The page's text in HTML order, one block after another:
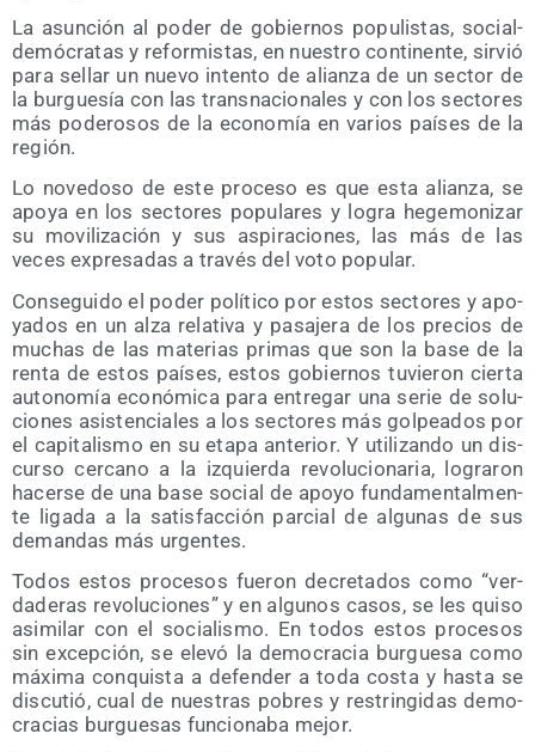
La asun­ción al poder de gobier­nos popu­lis­tas, social­
de­mó­cra­tas y refor­mis­tas, en nues­tro con­ti­nen­te, sir­vió
para sellar un nue­vo inten­to de alian­za de un sec­tor de
la bur­gue­sía con las trans­na­cio­na­les y con los sec­to­res
más pode­ro­sos de la eco­no­mía en varios paí­ses de la
región.
Lo nove­do­so de este pro­ce­so es que esta alian­za, se
apo­ya en los sec­to­res popu­la­res y logra hege­mo­ni­zar
su movi­li­za­ción y sus aspi­ra­cio­nes, las más de las
veces expre­sa­das a tra­vés del voto popular.
Con­se­gui­do el poder polí­ti­co por estos sec­to­res y apo­
ya­dos en un alza rela­ti­va y pasa­je­ra de los pre­cios de
muchas de las mate­rias pri­mas que son la base de la
ren­ta de estos paí­ses, estos gobier­nos tuvie­ron cier­ta
auto­no­mía eco­nó­mi­ca para entre­gar una serie de solu­
cio­nes asis­ten­cia­les a los sec­to­res más gol­pea­dos por
el capi­ta­lis­mo en su eta­pa ante­rior. Y uti­li­zan­do un dis­
cur­so cer­cano a la izquier­da revo­lu­cio­na­ria, logra­ron
hacer­se de una base social de apo­yo fun­da­men­tal­men­
te liga­da a la satis­fac­ción par­cial de algu­nas de sus
deman­das más urgentes.
Todos estos pro­ce­sos fue­ron decre­ta­dos como “ver­
da­de­ras revo­lu­cio­nes” y en algu­nos casos, se les qui­so
asi­mi­lar con el socia­lis­mo. En todos estos pro­ce­sos
sin excep­ción, se ele­vó la demo­cra­cia bur­gue­sa como
máxi­ma con­quis­ta a defen­der a toda cos­ta y has­ta se
dis­cu­tió, cual de nues­tras pobres y res­trin­gi­das demo­
cra­cias bur­gue­sas fun­cio­na­ba mejor.